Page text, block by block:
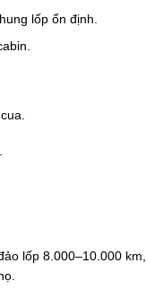
lốp ổn định.
lốp 8.000–10.000 km,